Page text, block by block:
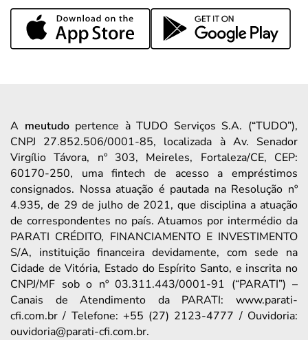
A meutudopertence à TUDO Serviços S.A. (“TUDO”),
CNPJ 27.852.506/0001-85, localizada à Av. Senador
Virgílio Távora, nº 303, Meireles, Fortaleza/CE, CEP:
60170-250, uma fintech de acesso a empréstimos
consignados. Nossa atuação é pautada na Resolução nº
4.935, de 29 de julho de 2021, que disciplina a atuação
de correspondentes no país. Atuamos por intermédio da
PARATI CRÉDITO, FINANCIAMENTO E INVESTIMENTO
S/A, instituição financeira devidamente, com sede na
Cidade de Vitória, Estado do Espírito Santo, e inscrita no
CNPJ/MF sob o nº 03.311.443/0001-91 (“PARATI”) –
Canais de Atendimento da PARATI: www.parati-
cfi.com.br / Telefone: +55 (27) 2123-4777 / Ouvidoria:
ouvidoria@parati-cfi.com.br.